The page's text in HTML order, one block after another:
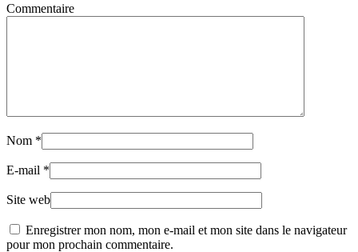
Commentaire
Nom *
E-mail *
Site web
Enregistrer mon nom, mon e-mail et mon site dans le navigateur
pour mon prochain commentaire.